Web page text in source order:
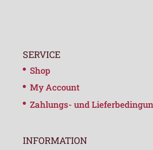
SERVICE
Shop
My Account
Zahlungs- und
INFORMATION